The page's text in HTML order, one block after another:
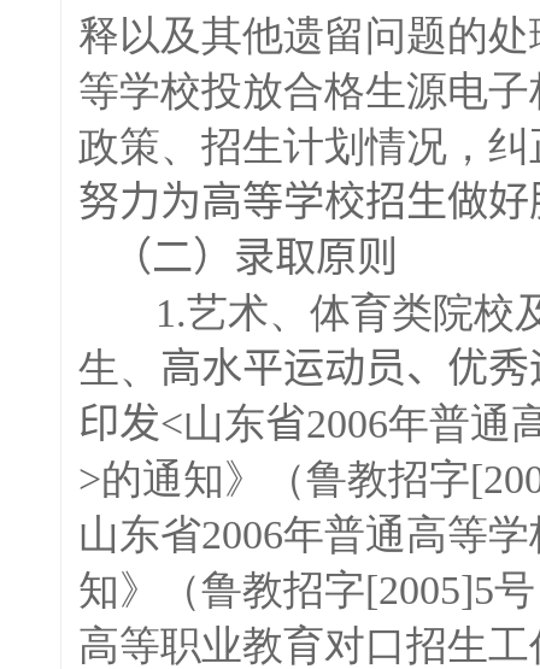
释以及其他遗留问题的
等学校投放合格生源电
政策、招生计划情况，
努力为高等学校招生做
（二）录取原则
1.艺术、体育类院校
生、 高水平运动员、优
印发<山东省2006年普通
>的通知》（鲁教招字
山东省2006年普通高等
知》（鲁教招字[2005]5
高等职业教育对口招生